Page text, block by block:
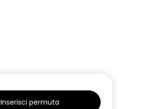
Inserisci permuta